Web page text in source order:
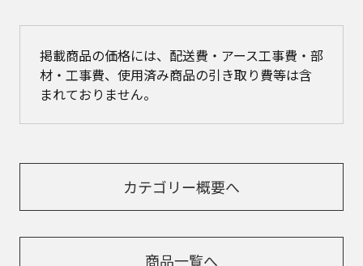
掲載商品の価格には、配送費・アース工事費・部
材・工事費、使用済み商品の引き取り費等は含
まれておりません。
カテゴリー概要へ
商品一覧へ